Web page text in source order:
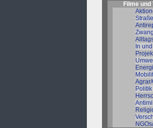
Filme und
In
Politik